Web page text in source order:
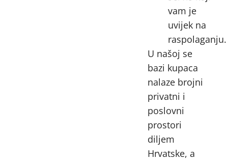
vam je
uvijek na
raspolaganju.
U našoj se
bazi kupaca
nalaze brojni
privatni i
poslovni
prostori
diljem
Hrvatske, a